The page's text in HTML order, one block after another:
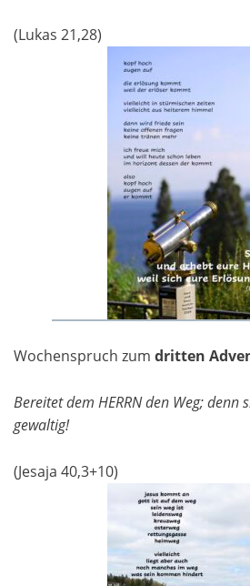
(Lukas 21,28)
Wochenspruch zum dritten
Bereitet dem HERRN den Weg; denn
gewaltig!
(Jesaja 40,3+10)